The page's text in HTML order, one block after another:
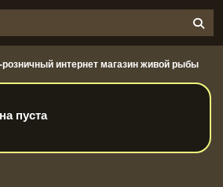
интернет магазин живой рыбы
пуста